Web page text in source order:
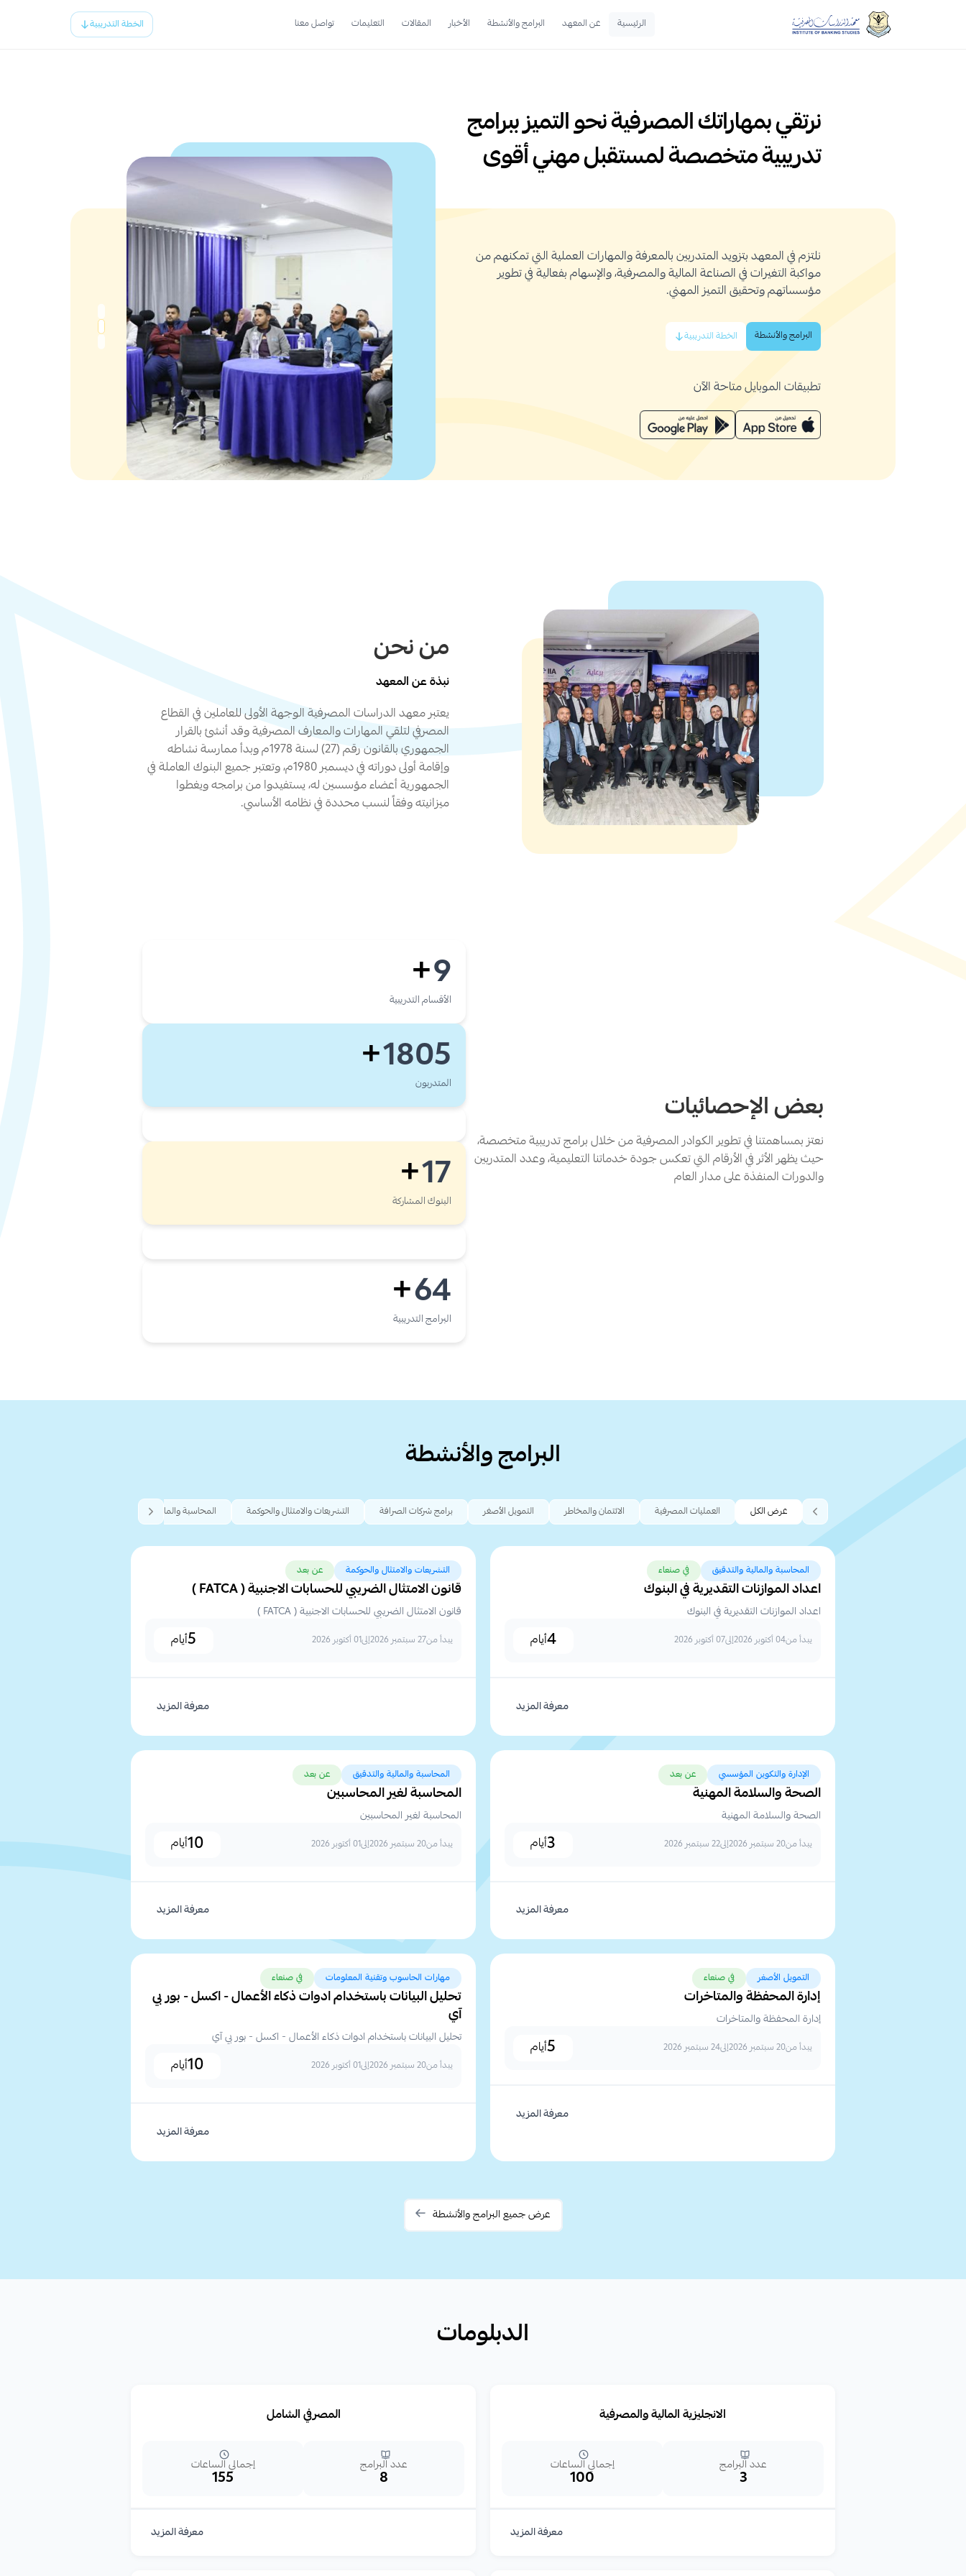
الرئيسية عن المعهد البرامج والأنشطة الأخبار المقالات التعليمات تواصل معنا الخطة التدريبية
نرتقي بمهاراتك المصرفية نحو التميز ببرامج
تدريبية متخصصة لمستقبل مهني أقوى
نلتزم في المعهد بتزويد المتدربين بالمعرفة والمهارات العملية التي تمكنهم من
مواكبة التغيرات في الصناعة المالية والمصرفية، والإسهام بفعالية في تطوير
مؤسساتهم وتحقيق التميز المهني.
البرامج والأنشطة الخطة التدريبية
تطبيقات الموبايل متاحة الآن
من نحن
نبذة عن المعهد
يعتبر معهد الدراسات المصرفية الوجهة الأولى للعاملين في القطاع
المصرفي لتلقي المهارات والمعارف المصرفية وقد أنشئ بالقرار
الجمهوري بالقانون رقم (27) لسنة 1978م وبدأ ممارسة نشاطه
وإقامة أولى دوراته في ديسمبر 1980م، وتعتبر جميع البنوك العاملة في
الجمهورية أعضاء مؤسسين له، يستفيدوا من برامجه ويغطوا
ميزانيته وفقاً لنسب محددة في نظامه الأساسي.
بعض الإحصائيات
نعتز بمساهمتنا في تطوير الكوادر المصرفية من خلال برامج تدريبية متخصصة،
حيث يظهر الأثر في الأرقام التي تعكس جودة خدماتنا التعليمية، وعدد المتدربين
والدورات المنفذة على مدار العام
9
+
الأقسام التدريبية
1805
+
المتدربون
17
+
البنوك المشاركة
64
+
البرامج التدريبية
البرامج والأنشطة
عرض الكل العمليات المصرفية الائتمان والمخاطر التمويل الأصغر برامج شركات الصرافة التشريعات والامتثال والحوكمة المحاسبة والمالية والتدقيق
المحاسبة والمالية والتدقيق في صنعاء
اعداد الموازنات التقديرية في البنوك
اعداد الموازنات التقديرية في البنوك
يبدأ من04 أكتوبر 2026 إلى07 أكتوبر 2026 4أيام
معرفة المزيد
التشريعات والامتثال والحوكمة عن بعد
قانون الامتثال الضريبي للحسابات الاجنبية ( FATCA )
قانون الامتثال الضريبي للحسابات الاجنبية ( FATCA )
يبدأ من27 سبتمبر 2026 إلى01 أكتوبر 2026 5أيام
معرفة المزيد
الإدارة والتكوين المؤسسي عن بعد
الصحة والسلامة المهنية
الصحة والسلامة المهنية
يبدأ من20 سبتمبر 2026 إلى22 سبتمبر 2026 3أيام
معرفة المزيد
المحاسبة والمالية والتدقيق عن بعد
المحاسبة لغير المحاسبين
المحاسبة لغير المحاسبين
يبدأ من20 سبتمبر 2026 إلى01 أكتوبر 2026 10أيام
معرفة المزيد
التمويل الأصغر في صنعاء
إدارة المحفظة والمتاخرات
إدارة المحفظة والمتاخرات
يبدأ من20 سبتمبر 2026 إلى24 سبتمبر 2026 5أيام
معرفة المزيد
مهارات الحاسوب وتقنية المعلومات في صنعاء
تحليل البيانات باستخدام ادوات ذكاء الأعمال - اكسل - بور بي
آي
تحليل البيانات باستخدام ادوات ذكاء الأعمال - اكسل - بور بي آي
يبدأ من20 سبتمبر 2026 إلى01 أكتوبر 2026 10أيام
معرفة المزيد
عرض جميع البرامج والأنشطة
الدبلومات
الانجليزية المالية والمصرفية
3
عدد البرامج
100
إجمالي الساعات
معرفة المزيد
المصرفي الشامل
8
عدد البرامج
155
إجمالي الساعات
معرفة المزيد